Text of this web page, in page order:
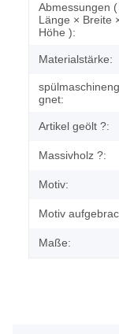
Abmessungen (
Länge × Breite
Höhe ):
Materialstärke:
gnet:
Artikel geölt ?:
Massivholz ?:
Motiv:
Motiv
Maße: